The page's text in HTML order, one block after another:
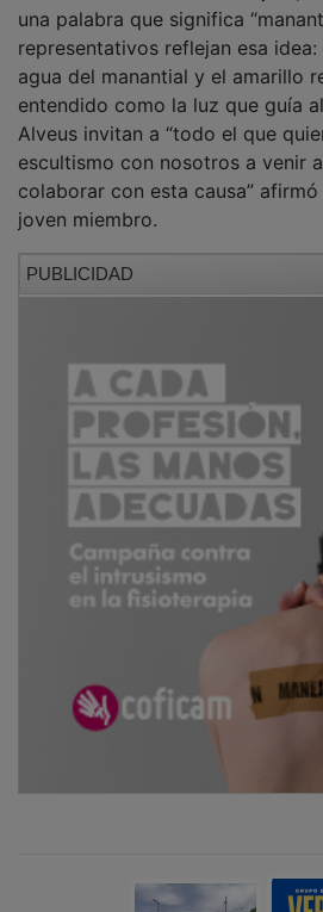
una palabra que significa
representativos reflejan esa
agua del manantial y el amarillo
entendido como la luz que guía
Alveus invitan a “todo el que
escultismo con nosotros a venir
colaborar con esta causa”
joven miembro.
PUBLICIDAD